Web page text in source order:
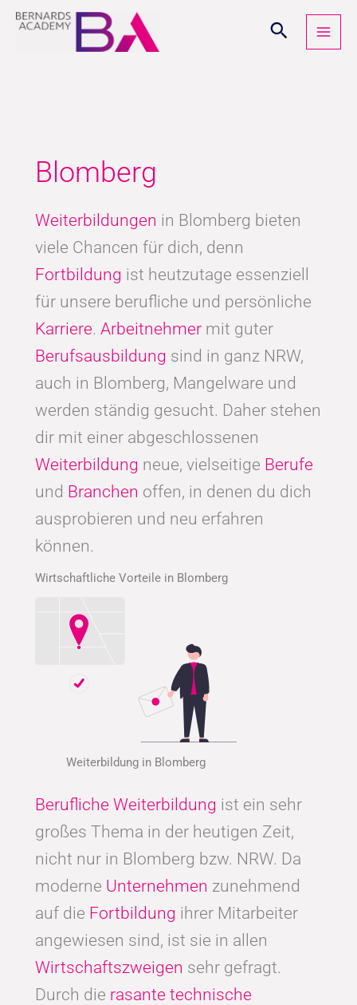
Zum
Inhalt
Blomberg
Weiterbildungen in Blomberg bieten
viele Chancen für dich, denn
Fortbildung ist heutzutage essenziell
für unsere berufliche und persönliche
Karriere. Arbeitnehmer mit guter
Berufsausbildung sind in ganz NRW,
auch in Blomberg, Mangelware und
werden ständig gesucht. Daher stehen
dir mit einer abgeschlossenen
Weiterbildung neue, vielseitige Berufe
und Branchen offen, in denen du dich
ausprobieren und neu erfahren
können.
Wirtschaftliche Vorteile in Blomberg
Weiterbildung in Blomberg
Berufliche Weiterbildung ist ein sehr
großes Thema in der heutigen Zeit,
nicht nur in Blomberg bzw. NRW. Da
moderne Unternehmen zunehmend
auf die Fortbildung ihrer Mitarbeiter
angewiesen sind, ist sie in allen
Wirtschaftszweigen sehr gefragt.
Durch die rasante technische